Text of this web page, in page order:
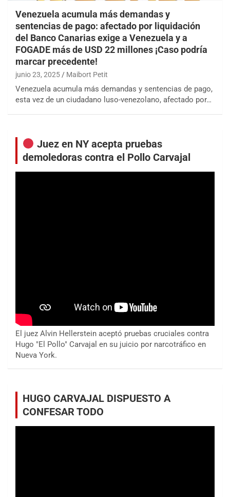
Venezuela acumula más demandas y
sentencias de pago: afectado por liquidación
del Banco Canarias exige a Venezuela y a
FOGADE más de USD 22 millones ¡Caso podría
marcar precedente!
junio 23, 2025 Maibort Petit
Venezuela acumula más demandas y sentencias de pago,
esta vez de un ciudadano luso-venezolano, afectado por…
Juez en NY acepta pruebas
demoledoras contra el Pollo Carvajal
El juez Alvin Hellerstein aceptó pruebas cruciales contra
Hugo "El Pollo" Carvajal en su juicio por narcotráfico en
Nueva York.
HUGO CARVAJAL DISPUESTO A
CONFESAR TODO